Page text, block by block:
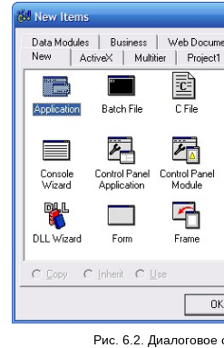
Рис. 6.2. Диалоговое